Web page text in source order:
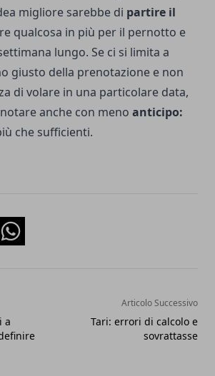
migliore sarebbe di partire il
qualcosa in più per il pernotto e
lungo. Se ci si limita a
giusto della prenotazione e non
di volare in una particolare data,
anche con meno anticipo:
che sufficienti.
Whatsapp
a
Articolo Successivo
Tari: errori di calcolo e
sovrattasse